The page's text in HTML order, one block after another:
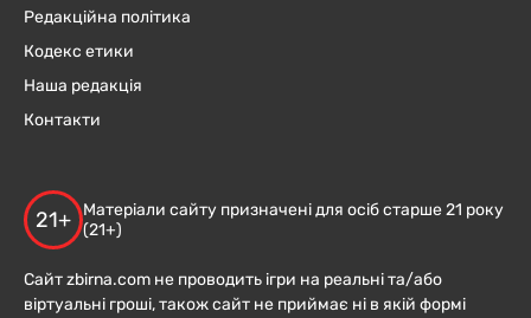
Редакційна політика
Кодекс етики
Наша редакція
Контакти
21+
Матеріали сайту призначені для осіб старше 21 року
(21+)
Сайт zbirna.com не проводить ігри на реальні та/або
віртуальні гроші, також сайт не приймає ні в якій формі